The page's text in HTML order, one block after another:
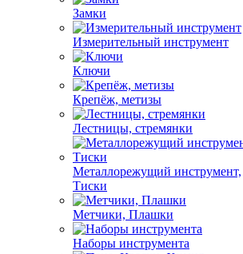
Замки
Измерительный инструмент
Ключи
Крепёж, метизы
Лестницы, стремянки
Металлорежущий инструмент,
Тиски
Метчики, Плашки
Наборы инструмента